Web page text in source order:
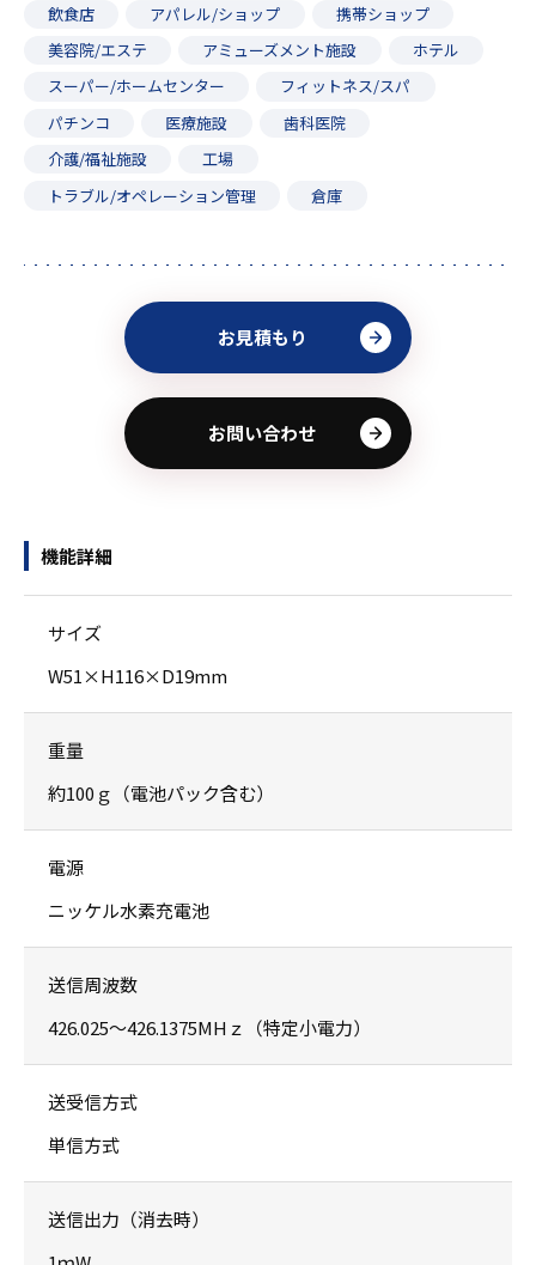
飲食店 アパレル/ショップ
携帯ショップ
美容院/エステ
アミューズメント施設
ホテル
スーパー/ホームセンター
フィットネス/スパ
パチンコ
医療施設
歯科医院
介護/福祉施設
工場
トラブル/オペレーション管理
倉庫
お見積もり
お問い合わせ
機能詳細
サイズ
W51×H116×D19mm
重量
約100ｇ（電池パック含む）
電源
ニッケル水素充電池
送信周波数
426.025〜426.1375MHｚ（特定小電力）
送受信方式
単信方式
送信出力（消去時）